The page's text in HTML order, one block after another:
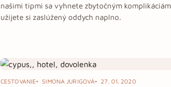
našimi tipmi sa vyhnete zbytočným
užijete si zaslúžený oddych naplno.
CESTOVANIE SIMONA JURIGOVÁ 27. 01. 2020